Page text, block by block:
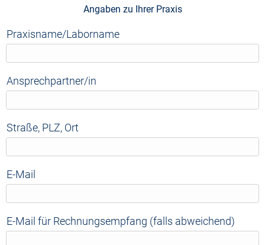
Angaben zu Ihrer Praxis
Praxisname/Laborname
Ansprechpartner/in
Straße, PLZ, Ort
E-Mail
E-Mail für Rechnungsempfang (falls abweichend)